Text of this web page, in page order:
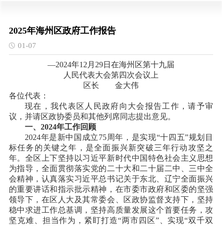
2025年海州区政府工作报告
01-07
—2024年12月29日在海州区第十九届
人民代表大会第四次会议上
区长 金大伟
各位代表：
现在，我代表区人民政府向大会报告工作，请予审
议，并请区政协委员和其他列席同志提出意见。
一、2024年工作回顾
2024年是新中国成立75周年，是实现“十四五”规划目
标任务的关键之年，是全面振兴新突破三年行动攻坚之
年。全区上下坚持以习近平新时代中国特色社会主义思想
为指导，全面贯彻落实党的二十大和二十届二中、三中全
会精神，认真落实习近平总书记关于东北、辽宁全面振兴
的重要讲话和指示批示精神，在市委市政府和区委的坚强
领导下，在区人大及其常委会、区政协监督支持下，坚持
稳中求进工作总基调，坚持高质量发展这个首要任务，攻
坚克难、担当作为，紧盯打造“两市四区”、实现“双千双